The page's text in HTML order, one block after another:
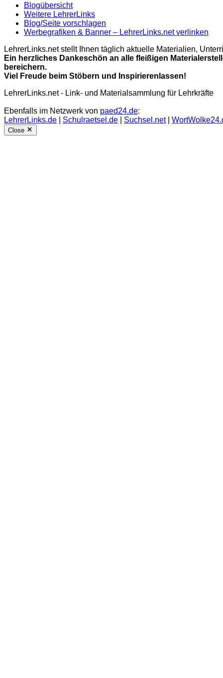
Blogübersicht
Weitere LehrerLinks
Blog/Seite vorschlagen
Werbegrafiken & Banner – LehrerLinks.net verlinken
LehrerLinks.net stellt Ihnen täglich aktuelle Materialien,
Ein herzliches Dankeschön an alle fleißigen
bereichern.
Viel Freude beim Stöbern und Inspirierenlassen!
LehrerLinks.net - Link- und Materialsammlung für Lehrkräfte
Ebenfalls im Netzwerk von paed24.de:
LehrerLinks.de
Schulraetsel.de Suchsel.net|
Close